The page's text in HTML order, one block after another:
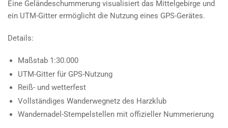
Eine Geländeschummerung visualisiert das Mittelgebirge und
ein UTM-Gitter ermöglicht die Nutzung eines GPS-Gerätes.
Details:
Maßstab 1:30.000
UTM-Gitter für GPS-Nutzung
Reiß- und wetterfest
Vollständiges Wanderwegnetz des Harzklub
Wandernadel-Stempelstellen mit offizieller Nummerierung